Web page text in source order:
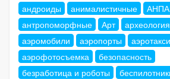
андроиды
анималистичные
АНПА
антропоморфные
Арт археология
аэромобили
аэропорты
аэротакси
аэрофотосъемка
безопасность
безработица и роботы